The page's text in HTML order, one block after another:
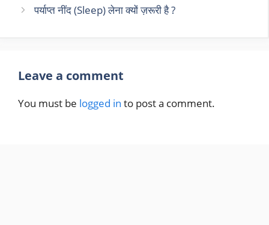
पर्याप्त नींद (Sleep) लेना क्यों ज़रूरी है ?
Leave a comment
You must be logged in to post a comment.